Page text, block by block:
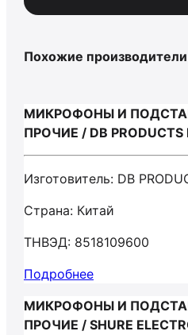
Похожие производители
МИКРОФОНЫ И
ПРОЧИЕ / DB PRODUCTS
Изготовитель: DB
Страна: Китай
ТНВЭД: 8518109600
Подробнее
МИКРОФОНЫ И
ПРОЧИЕ / SHURE